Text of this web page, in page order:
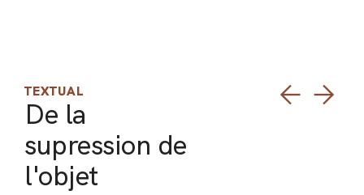
TEXTUAL
De la
supression de
l'objet